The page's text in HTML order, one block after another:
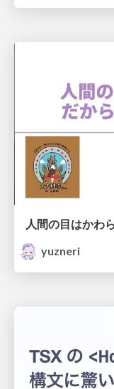
人間の目はかわ
yuzneri